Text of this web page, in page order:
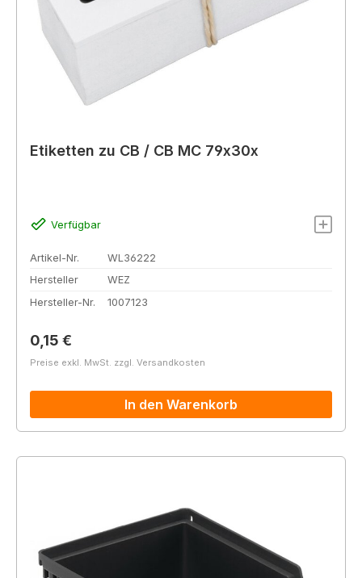
Etiketten zu CB / CB MC 79x30x
Verfügbar
Artikel-Nr.
WL36222
Hersteller
WEZ
Hersteller-Nr.
1007123
Regulärer Preis:
0,15 €
Preise exkl. MwSt. zzgl. Versandkosten
In den Warenkorb